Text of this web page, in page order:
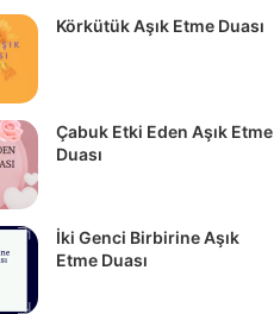
Körkütük Aşık Etme Duası
Çabuk Etki Eden Aşık Etme
Duası
İki Genci Birbirine Aşık
Etme Duası